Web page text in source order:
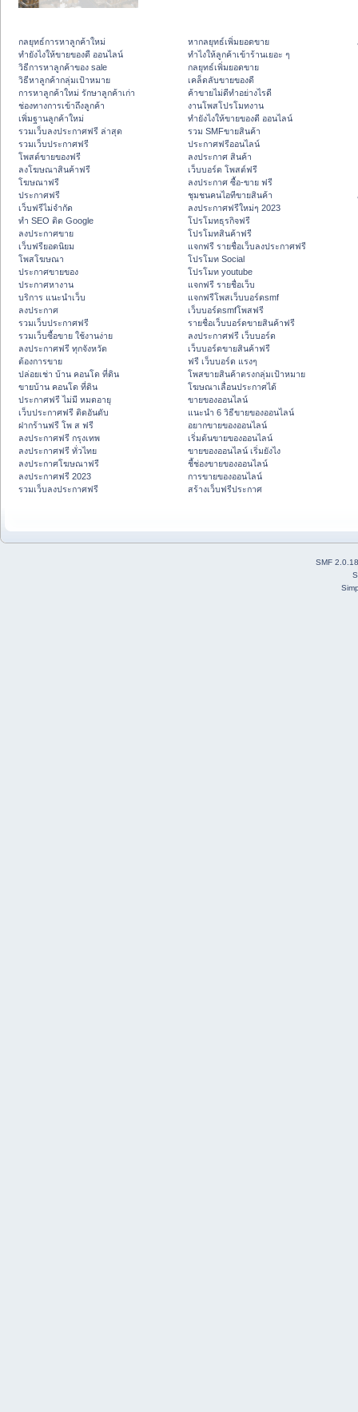
กลยุทธ์การหาลูกค้าใหม่
ทํายังไงให้ขายของดี ออนไลน์
วิธีการหาลูกค้าของ sale
วิธีหาลูกค้ากลุ่มเป้าหมาย
การหาลูกค้าใหม่ รักษาลูกค้าเก่า
ช่องทางการเข้าถึงลูกค้า
เพิ่มฐานลูกค้าใหม่
รวมเว็บลงประกาศฟรี ล่าสุด
รวมเว็บประกาศฟรี
โพสต์ขายของฟรี
ลงโฆษณาสินค้าฟรี
โฆษณาฟรี
ประกาศฟรี
เว็บฟรีไม่จำกัด
ทำ SEO ติด Google
ลงประกาศขาย
เว็บฟรียอดนิยม
โพสโฆษณา
ประกาศขายของ
ประกาศหางาน
บริการ แนะนำเว็บ
ลงประกาศ
รวมเว็บประกาศฟรี
รวมเว็บซื้อขาย ใช้งานง่าย
ลงประกาศฟรี ทุกจังหวัด
ต้องการขาย
ปล่อยเช่า บ้าน คอนโด ที่ดิน
ขายบ้าน คอนโด ที่ดิน
ประกาศฟรี ไม่มี หมดอายุ
เว็บประกาศฟรี ติดอันดับ
ฝากร้านฟรี โพ ส ฟรี
ลงประกาศฟรี กรุงเทพ
ลงประกาศฟรี ทั่วไทย
ลงประกาศโฆษณาฟรี
ลงประกาศฟรี 2023
รวมเว็บลงประกาศฟรี
หากลยุทธ์เพิ่มยอดขาย
ทําไงให้ลูกค้าเข้าร้านเยอะ ๆ
กลยุทธ์เพิ่มยอดขาย
เคล็ดลับขายของดี
ค้าขายไม่ดีทำอย่างไรดี
งานโพสโปรโมทงาน
ทํายังไงให้ขายของดี ออนไลน์
รวม SMFขายสินค้า
ประกาศฟรีออนไลน์
ลงประกาศ สินค้า
เว็บบอร์ด โพสต์ฟรี
ลงประกาศ ซื้อ-ขาย ฟรี
ชุมชนคนไอทีขายสินค้า
ลงประกาศฟรีใหม่ๆ 2023
โปรโมทธุรกิจฟรี
โปรโมทสินค้าฟรี
แจกฟรี รายชื่อเว็บลงประกาศฟรี
โปรโมท Social
โปรโมท youtube
แจกฟรี รายชื่อเว็บ
แจกฟรีโพสเว็บบอร์ดsmf
เว็บบอร์ดsmfโพสฟรี
รายชื่อเว็บบอร์ดขายสินค้าฟรี
ลงประกาศฟรี เว็บบอร์ด
เว็บบอร์ดขายสินค้าฟรี
ฟรี เว็บบอร์ด แรงๆ
โพสขายสินค้าตรงกลุ่มเป้าหมาย
โฆษณาเลื่อนประกาศได้
ขายของออนไลน์
แนะนำ 6 วิธีขายของออนไลน์
อยากขายของออนไลน์
เริ่มต้นขายของออนไลน์
ขายของออนไลน์ เริ่มยังไง
ชี้ช่องขายของออนไลน์
การขายของออนไลน์
สร้างเว็บฟรีประกาศ
SMF 2.0.18